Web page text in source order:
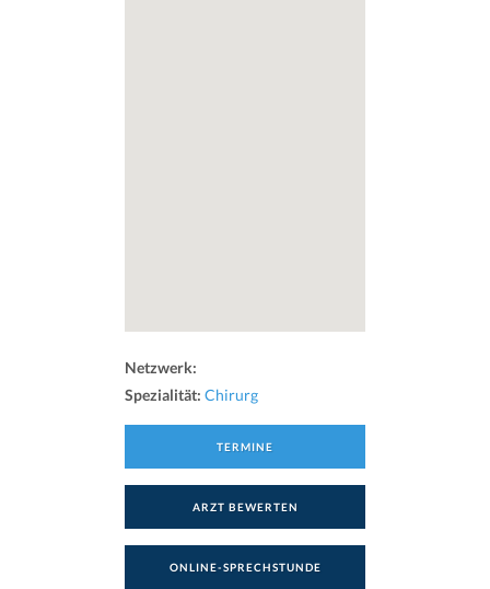
Netzwerk:
Spezialität: Chirurg
TERMINE
ARZT BEWERTEN
ONLINE-SPRECHSTUNDE